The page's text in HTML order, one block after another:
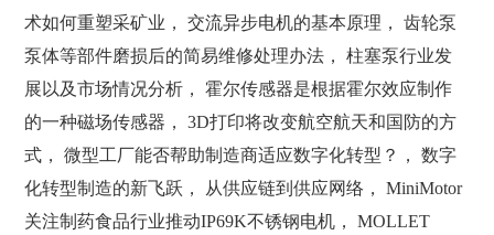
术如何重塑采矿业， 交流异步电机的基本原理， 齿轮泵
泵体等部件磨损后的简易维修处理办法， 柱塞泵行业发
展以及市场情况分析， 霍尔传感器是根据霍尔效应制作
的一种磁场传感器， 3D打印将改变航空航天和国防的方
式， 微型工厂能否帮助制造商适应数字化转型？， 数字
化转型制造的新飞跃， 从供应链到供应网络， MiniMotor
关注制药食品行业推动IP69K不锈钢电机， MOLLET